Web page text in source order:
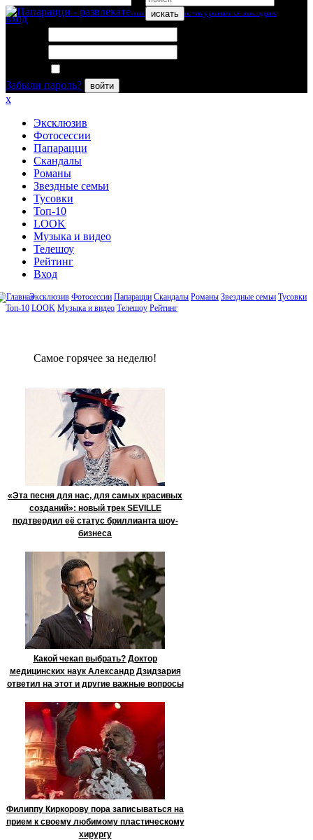
искать
вход
Забыли пароль?
войти
x
Эксклюзив
Фотосессии
Папарацци
Скандалы
Романы
Звездные семьи
Тусовки
Топ-10
LOOK
Музыка и видео
Телешоу
Рейтинг
Вход
Эксклюзив Фотосессии Папарацци Скандалы Романы Звездные семьи Тусовки
Топ-10 LOOK Музыка и видео Телешоу Рейтинг
Сaмое гoрячее за неделю!
«Эта песня для нас, для самых красивых
созданий»: новый трек SEVILLE
подтвердил её статус бриллианта шоу-
бизнеса
Какой чекап выбрать? Доктор
медицинских наук Александр Дзидзария
ответил на этот и другие важные вопросы
Филиппу Киркорову пора записываться на
прием к своему любимому пластическому
хирургу